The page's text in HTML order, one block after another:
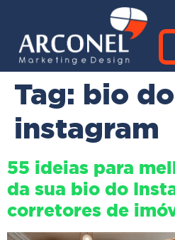
Tag: bio do
instagram
55 ideias para
da sua bio do
corretores de